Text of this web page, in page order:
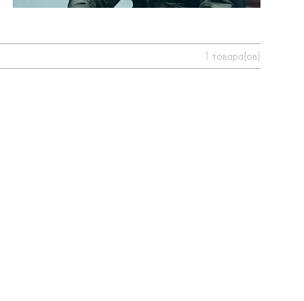
1 товара(ов)